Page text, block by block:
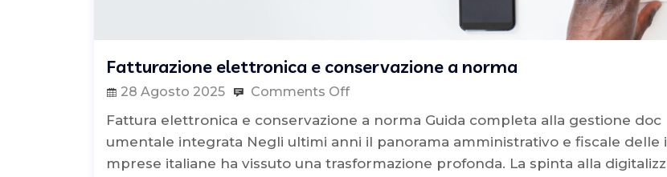
Fatturazione elettronica e conservazione a norma
28 Agosto 2025 Comments Off
Fattura elettronica e conservazione a norma Guida completa alla gestione doc
umentale integrata Negli ultimi anni il panorama amministrativo e fiscale delle i
mprese italiane ha vissuto una trasformazione profonda. La spinta alla digitalizz